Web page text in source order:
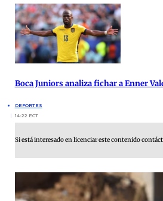
Boca Juniors analiza fichar a Enner
DEPORTES
14:22 ECT
Si está interesado en licenciar este contenido